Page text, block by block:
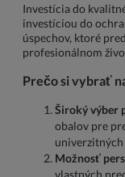
Investícia do
investíciou do
úspechov, ktoré
profesionálnom
Prečo si vybrať
Široký výber
obalov pre
Možnosť